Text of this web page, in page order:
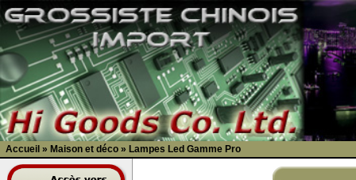
Accueil » Maison et déco » Lampes Led Gamme Pro